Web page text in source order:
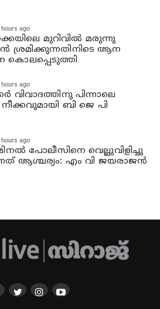
hours ago
മുറിവില്‍ മരുന്നു
ശ്രമിക്കുന്നതിനിടെ ആന
കൊലപ്പെടുത്തി
hours ago
വിവാദത്തിനു പിന്നാലെ
ബി ജെ പി
hours ago
പോലീസിനെ വെല്ലുവിളിച്ചു
ആശ്ചര്യം: എം വി ജയരാജന്‍